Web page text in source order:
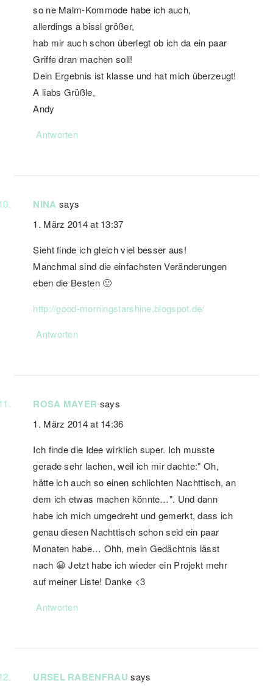
so ne Malm-Kommode habe ich auch,
allerdings a bissl größer,
hab mir auch schon überlegt ob ich da ein paar
Griffe dran machen soll!
Dein Ergebnis ist klasse und hat mich überzeugt!
A liabs Grüßle,
Andy
Antworten
NINA says
1. März 2014 at 13:37
Sieht finde ich gleich viel besser aus!
Manchmal sind die einfachsten Veränderungen
eben die Besten 🙂
http://good-morningstarshine.blogspot.de/
Antworten
ROSA MAYER says
1. März 2014 at 14:36
Ich finde die Idee wirklich super. Ich musste
gerade sehr lachen, weil ich mir dachte:" Oh,
hätte ich auch so einen schlichten Nachttisch, an
dem ich etwas machen könnte…". Und dann
habe ich mich umgedreht und gemerkt, dass ich
genau diesen Nachttisch schon seid ein paar
Monaten habe… Ohh, mein Gedächtnis lässt
nach 😀 Jetzt habe ich wieder ein Projekt mehr
auf meiner Liste! Danke <3
Antworten
URSEL RABENFRAU says